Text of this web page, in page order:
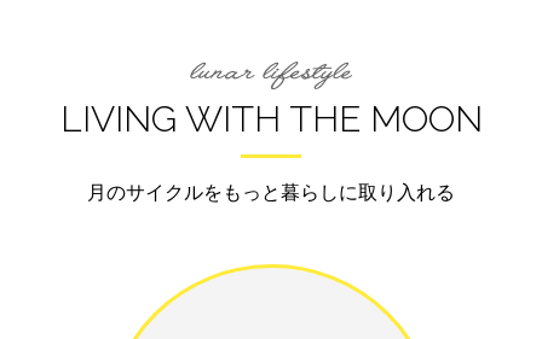
LIVING WITH THE MOON
月のサイクルをもっと暮らしに取り入れる